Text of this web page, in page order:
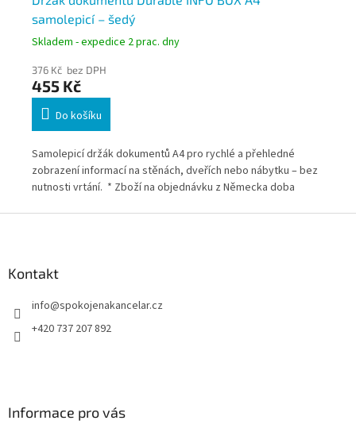
samolepicí – šedý
Skladem - expedice 2 prac. dny
376 Kč bez DPH
455 Kč
Do košíku
Samolepicí držák dokumentů A4 pro rychlé a přehledné
zobrazení informací na stěnách, dveřích nebo nábytku – bez
nutnosti vrtání. * Zboží na objednávku z Německa doba
Kontakt
info@spokojenakancelar.cz
+420 737 207 892
Informace pro vás